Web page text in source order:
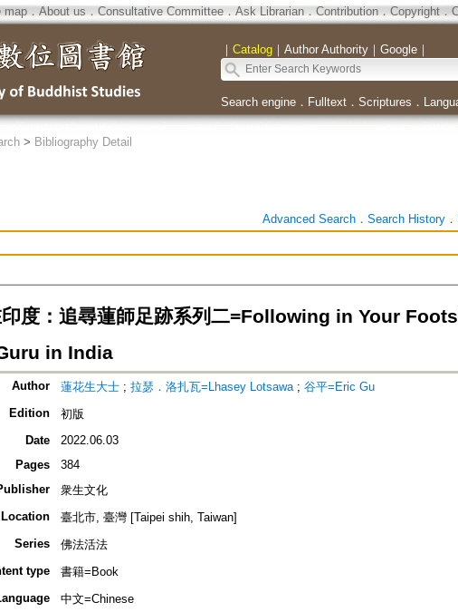
map．About us ． Consultative Committee． Ask Librarian． Contribution．Copyright．
｜ Catalog｜ Author Authority｜ Google｜
Search engine． Fulltext． Scriptures ．
> Bibliography Detail
Advanced Search． Search History．
度：追尋蓮師足跡系列二=Following in Your
in India
Author 蓮花生大士; 拉瑟．洛扎瓦=Lhasey Lotsawa; 谷平=Eric Gu
Edition
初版
Date
2022.06.03
Pages
384
衆生文化
Location
臺北市, 臺灣 [Taipei shih, Taiwan]
Series
佛法活法
type
書籍=Book
中文=Chinese